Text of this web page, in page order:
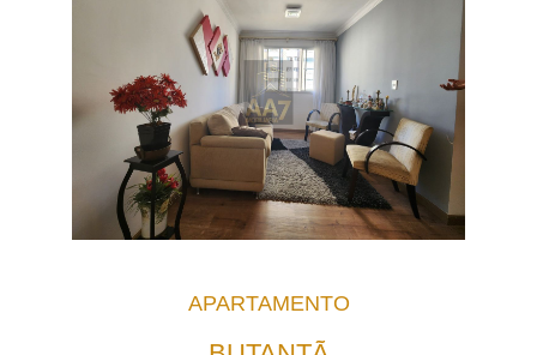
APARTAMENTO